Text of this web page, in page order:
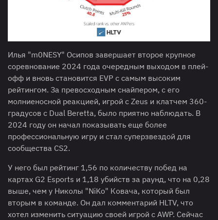
Илья "m0NESY" Осипов завершает второе крупное
соревнование 2024 года очередным выходом в плей-
офф и вновь становится EVP с самым высоким
рейтингом. За превосходным снайпером, с его
молниеносной реакцией, игрой с Zeus и клатчем 360-
градусов с Dual Beretta, было приятно наблюдать. В
2024 году он начал показывать еще более
профессиональную игру и стал суперзвездой для
сообщества CS2.
У него был рейтинг 1,56 по количеству побед на
картах G2 Esports и 1,18 убийств за раунд, что на 0,28
выше, чем у Николы "⁠NiKo⁠" Ковача, который был
вторым в команде. Он дал комментарий HLTV, что
хотел изменить ситуацию своей игрой с AWP. Сейчас